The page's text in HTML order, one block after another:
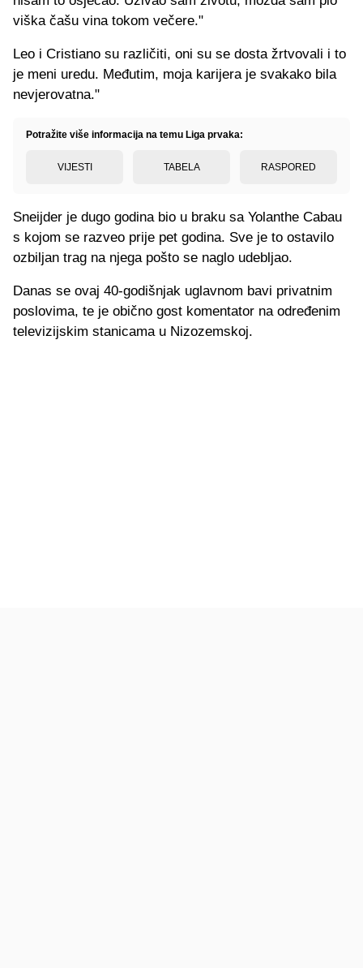
viška čašu vina tokom večere."
Leo i Cristiano su različiti, oni su se dosta žrtvovali i to
je meni uredu. Međutim, moja karijera je svakako bila
nevjerovatna."
Potražite više informacija na temu Liga prvaka:
VIJESTI TABELA RASPORED
Sneijder je dugo godina bio u braku sa Yolanthe Cabau
s kojom se razveo prije pet godina. Sve je to ostavilo
ozbiljan trag na njega pošto se naglo udebljao.
Danas se ovaj 40-godišnjak uglavnom bavi privatnim
poslovima, te je obično gost komentator na određenim
televizijskim stanicama u Nizozemskoj.